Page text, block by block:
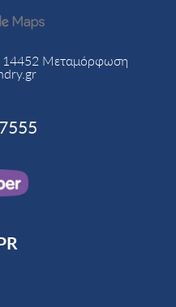
14452 Μεταμόρφωση